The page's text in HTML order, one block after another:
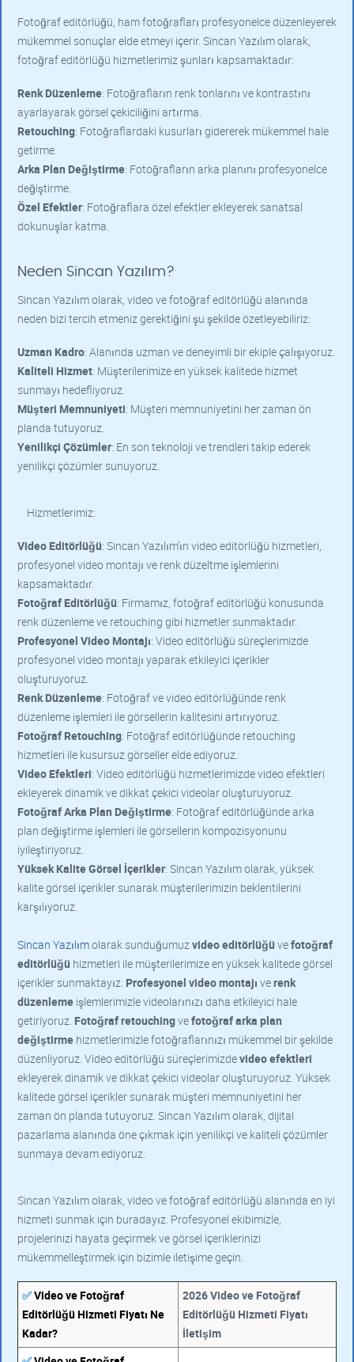
Fotoğraf editörlüğü, ham fotoğrafları profesyonelce düzenleyerek
mükemmel sonuçlar elde etmeyi içerir. Sincan Yazılım olarak,
fotoğraf editörlüğü hizmetlerimiz şunları kapsamaktadır:
Renk Düzenleme: Fotoğrafların renk tonlarını ve kontrastını
ayarlayarak görsel çekiciliğini artırma.
Retouching: Fotoğraflardaki kusurları gidererek mükemmel hale
getirme.
Arka Plan Değiştirme: Fotoğrafların arka planını profesyonelce
değiştirme.
Özel Efektler: Fotoğraflara özel efektler ekleyerek sanatsal
dokunuşlar katma.
Neden Sincan Yazılım?
Sincan Yazılım olarak, video ve fotoğraf editörlüğü alanında
neden bizi tercih etmeniz gerektiğini şu şekilde özetleyebiliriz:
Uzman Kadro: Alanında uzman ve deneyimli bir ekiple çalışıyoruz.
Kaliteli Hizmet: Müşterilerimize en yüksek kalitede hizmet
sunmayı hedefliyoruz.
Müşteri Memnuniyeti: Müşteri memnuniyetini her zaman ön
planda tutuyoruz.
Yenilikçi Çözümler: En son teknoloji ve trendleri takip ederek
yenilikçi çözümler sunuyoruz.
Hizmetlerimiz:
Video Editörlüğü: Sincan Yazılım’ın video editörlüğü hizmetleri,
profesyonel video montajı ve renk düzeltme işlemlerini
kapsamaktadır.
Fotoğraf Editörlüğü: Firmamız, fotoğraf editörlüğü konusunda
renk düzenleme ve retouching gibi hizmetler sunmaktadır.
Profesyonel Video Montajı: Video editörlüğü süreçlerimizde
profesyonel video montajı yaparak etkileyici içerikler
oluşturuyoruz.
Renk Düzenleme: Fotoğraf ve video editörlüğünde renk
düzenleme işlemleri ile görsellerin kalitesini artırıyoruz.
Fotoğraf Retouching: Fotoğraf editörlüğünde retouching
hizmetleri ile kusursuz görseller elde ediyoruz.
Video Efektleri: Video editörlüğü hizmetlerimizde video efektleri
ekleyerek dinamik ve dikkat çekici videolar oluşturuyoruz.
Fotoğraf Arka Plan Değiştirme: Fotoğraf editörlüğünde arka
plan değiştirme işlemleri ile görsellerin kompozisyonunu
iyileştiriyoruz.
Yüksek Kalite Görsel İçerikler: Sincan Yazılım olarak, yüksek
kalite görsel içerikler sunarak müşterilerimizin beklentilerini
karşılıyoruz.
Sincan Yazılımolarak sunduğumuzvideo editörlüğü vefotoğraf
editörlüğü hizmetleri ile müşterilerimize en yüksek kalitede görsel
içerikler sunmaktayız. Profesyonel video montajı verenk
düzenleme işlemlerimizle videolarınızı daha etkileyici hale
getiriyoruz. Fotoğraf retouchingvefotoğraf arka plan
değiştirme hizmetlerimizle fotoğraflarınızı mükemmel bir şekilde
düzenliyoruz. Video editörlüğü süreçlerimizdevideo efektleri
ekleyerek dinamik ve dikkat çekici videolar oluşturuyoruz. Yüksek
kalitede görsel içerikler sunarak müşteri memnuniyetini her
zaman ön planda tutuyoruz. Sincan Yazılım olarak, dijital
pazarlama alanında öne çıkmak için yenilikçi ve kaliteli çözümler
sunmaya devam ediyoruz.
Sincan Yazılım olarak, video ve fotoğraf editörlüğü alanında en iyi
hizmeti sunmak için buradayız. Profesyonel ekibimizle,
projelerinizi hayata geçirmek ve görsel içeriklerinizi
mükemmelleştirmek için bizimle iletişime geçin.
✅Video ve Fotoğraf
Editörlüğü Hizmeti Fiyatı Ne
Kadar?
2026 Video ve Fotoğraf
Editörlüğü Hizmeti Fiyatı
İletişim